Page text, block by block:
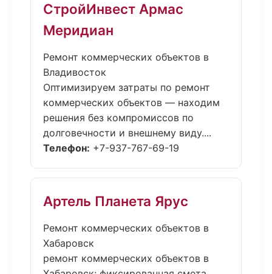
СтройИнвест Армас
Меридиан
Ремонт коммерческих объектов в
Владивосток
Оптимизируем затраты по ремонт
коммерческих объектов — находим
решения без компромиссов по
долговечности и внешнему виду....
Телефон: +7-937-767-69-19
Артель Планета Ярус
Ремонт коммерческих объектов в
Хабаровск
ремонт коммерческих объектов в